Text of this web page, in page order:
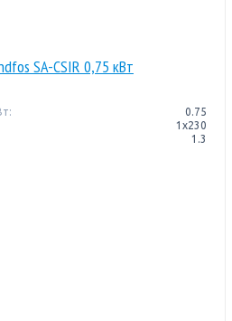
SA-CSIR 0,75 кВт
0.75
1х230
1.3